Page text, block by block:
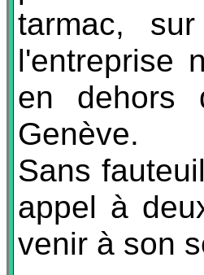
tarmac,
l'entreprise
en dehors
Genève.
Sans
appel à
venir à son